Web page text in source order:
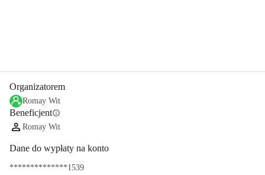
Organizatorem
Romay Wit
Beneficjentinfo
Romay Wit
Dane do wypłaty na konto
**************1539